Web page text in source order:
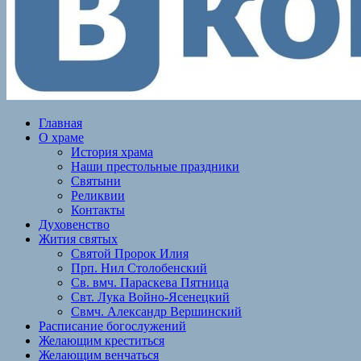
Главная
О храме
История храма
Наши престольные праздники
Святыни
Реликвии
Контакты
Духовенство
Жития святых
Святой Пророк Илия
Прп. Нил Столобенский
Св. вмч. Параскева Пятница
Свт. Лука Войно-Ясенецкий
Свмч. Александр Вершинский
Расписание богослужений
Желающим креститься
Желающим венчаться